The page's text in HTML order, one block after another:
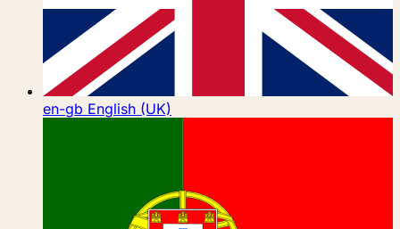
en-gb English (UK)